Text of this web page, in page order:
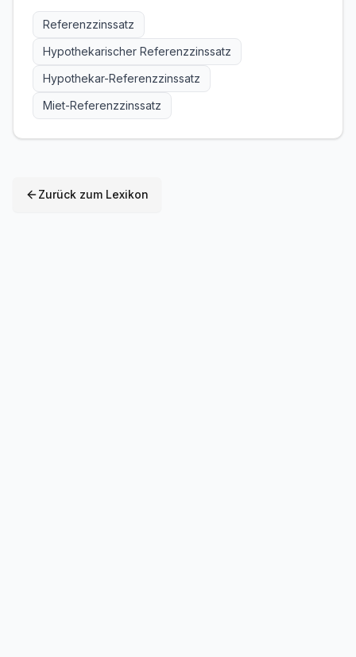
Referenzzinssatz
Hypothekarischer Referenzzinssatz
Hypothekar-Referenzzinssatz
Miet-Referenzzinssatz
Zurück zum Lexikon